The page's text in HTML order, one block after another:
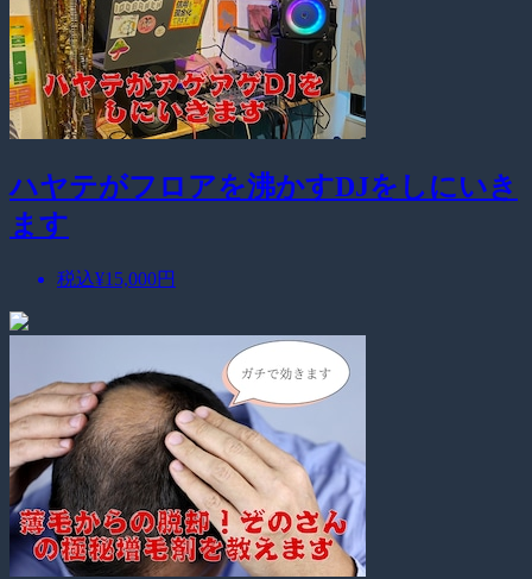
ハヤテがフロアを沸かすDJをしにいき
ます
税込¥15,000円